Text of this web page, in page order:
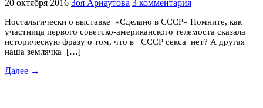
20 октября 2016 Зоя Арнаутова 3 комментария
Ностальгически о выставке «Сделано в СССР» Помните, как
участница первого советско-американского телемоста сказала
историческую фразу о том, что в СССР секса нет? А другая
наша землячка […]
Далее →